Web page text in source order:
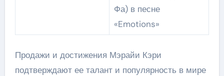
Фа) в песне
«Emotions»
Продажи и достижения Мэрайи Кэри
подтверждают ее талант и популярность в мире